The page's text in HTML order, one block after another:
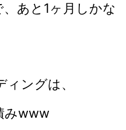
あと1ヶ月しかな
ングは、
みwww